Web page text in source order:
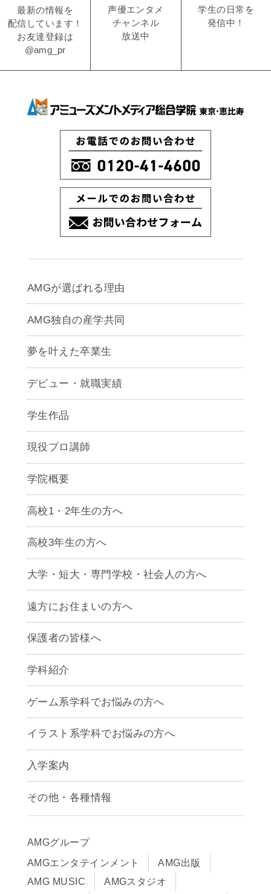
最新の情報を
配信しています！
お友達登録は
@amg_pr
声優エンタメ
チャンネル
放送中
学生の日常を
発信中！
AMGが選ばれる理由
AMG独自の産学共同
夢を叶えた卒業生
デビュー・就職実績
学生作品
現役プロ講師
学院概要
高校1・2年生の方へ
高校3年生の方へ
大学・短大・専門学校・社会人の方へ
遠方にお住まいの方へ
保護者の皆様へ
学科紹介
ゲームクリエイター学科
CG学科
アニメーション学科
声優学科
ゲーム系学科でお悩みの方へ
イラスト系学科でお悩みの方へ
入学案内
募集要項
早期出願制度・AOエントリー
入学までの流れ
学費サポート・各種制度
学費について
その他・各種情報
アクセス
サイトポリシー
在校生・保護者の方へ
AMGグループ
AMGエンタテインメント
AMG出版
AMG MUSIC
AMGスタジオ